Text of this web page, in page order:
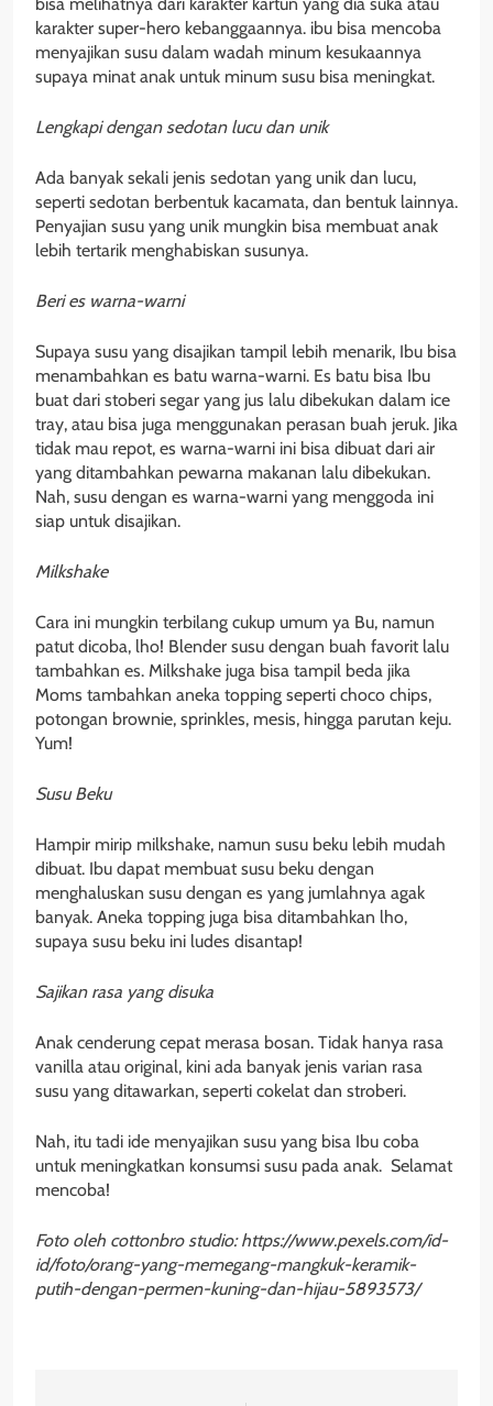
karakter super-hero kebanggaannya. ibu bisa mencoba
menyajikan susu dalam wadah minum kesukaannya
supaya minat anak untuk minum susu bisa meningkat.
Lengkapi dengan sedotan lucu dan unik
Ada banyak sekali jenis sedotan yang unik dan lucu,
seperti sedotan berbentuk kacamata, dan bentuk lainnya.
Penyajian susu yang unik mungkin bisa membuat anak
lebih tertarik menghabiskan susunya.
Beri es warna-warni
Supaya susu yang disajikan tampil lebih menarik, Ibu bisa
menambahkan es batu warna-warni. Es batu bisa Ibu
buat dari stoberi segar yang jus lalu dibekukan dalam ice
tray, atau bisa juga menggunakan perasan buah jeruk. Jika
tidak mau repot, es warna-warni ini bisa dibuat dari air
yang ditambahkan pewarna makanan lalu dibekukan.
Nah, susu dengan es warna-warni yang menggoda ini
siap untuk disajikan.
Milkshake
Cara ini mungkin terbilang cukup umum ya Bu, namun
patut dicoba, lho! Blender susu dengan buah favorit lalu
tambahkan es. Milkshake juga bisa tampil beda jika
Moms tambahkan aneka topping seperti choco chips,
potongan brownie, sprinkles, mesis, hingga parutan keju.
Yum!
Susu Beku
Hampir mirip milkshake, namun susu beku lebih mudah
dibuat. Ibu dapat membuat susu beku dengan
menghaluskan susu dengan es yang jumlahnya agak
banyak. Aneka topping juga bisa ditambahkan lho,
supaya susu beku ini ludes disantap!
Sajikan rasa yang disuka
Anak cenderung cepat merasa bosan. Tidak hanya rasa
vanilla atau original, kini ada banyak jenis varian rasa
susu yang ditawarkan, seperti cokelat dan stroberi.
Nah, itu tadi ide menyajikan susu yang bisa Ibu coba
untuk meningkatkan konsumsi susu pada anak. Selamat
mencoba!
Foto oleh cottonbro studio: https://www.pexels.com/id-
id/foto/orang-yang-memegang-mangkuk-keramik-
putih-dengan-permen-kuning-dan-hijau-5893573/